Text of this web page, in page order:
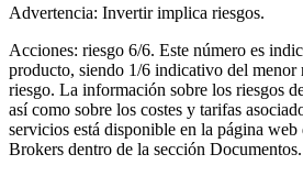
Advertencia: Invertir implica riesgos.
Acciones: riesgo 6/6. Este número es
producto, siendo 1/6 indicativo del menor
riesgo. La información sobre los riesgos
así como sobre los costes y tarifas
servicios está disponible en la página
Brokers dentro de la sección Documentos.